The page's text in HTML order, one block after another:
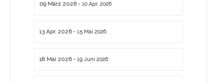
09 März 2026- 10 Apr. 2026
13 Apr. 2026- 15 Mai 2026
18 Mai 2026- 19 Juni 2026